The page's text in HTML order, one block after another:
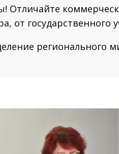
Отличайте
от государственного
регионального